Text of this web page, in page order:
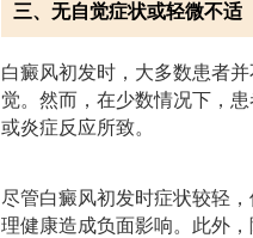
三、无自觉症状或轻微不适
白癜风初发时，大多数患者
觉。然而，在少数情况下，
或炎症反应所致。
尽管白癜风初发时症状较轻
理健康造成负面影响。此外